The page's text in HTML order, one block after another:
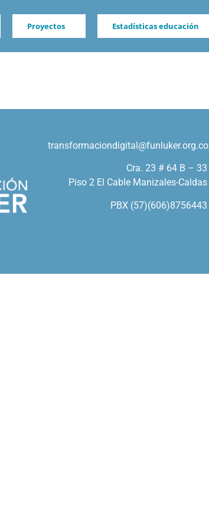
Proyectos Estadísticas educación
transformaciondigital@funluker.org.co
Cra. 23 # 64 B – 33
Piso 2 El Cable Manizales-Caldas
PBX (57)(606)8756443